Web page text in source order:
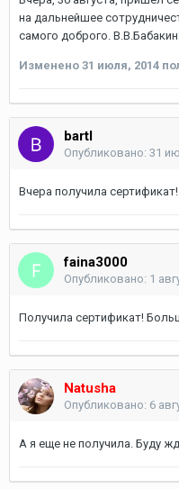
на дальнейшее
самого доброго.
Изменено 31 июля, 2014
bartl
Опубликовано: 31
Вчера получила
faina3000
Опубликовано: 1
Получила сертификат!
Natusha
Опубликовано: 6
А я еще не получила. Буду